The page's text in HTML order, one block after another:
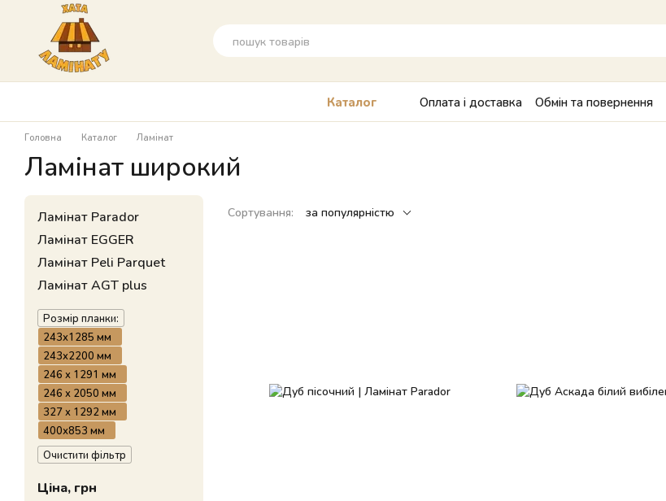
Перейти до основного контенту
Каталог Оплата і доставка Обмін та повернення
Головна Каталог Ламінат
Ламінат широкий
Сортування: за популярністю
Ламінат Parador
Ламінат EGGER
Ламінат Peli Parquet
Ламінат AGT plus
Розмір планки:
243x1285 мм
243x2200 мм
246 x 1291 мм
246 x 2050 мм
327 x 1292 мм
400х853 мм
Очистити фільтр
Ціна, грн